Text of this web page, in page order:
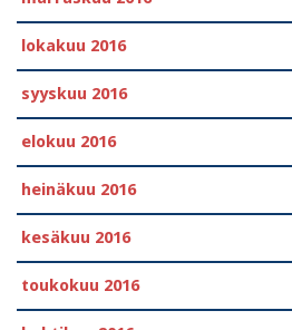
lokakuu 2016
syyskuu 2016
elokuu 2016
heinäkuu 2016
kesäkuu 2016
toukokuu 2016